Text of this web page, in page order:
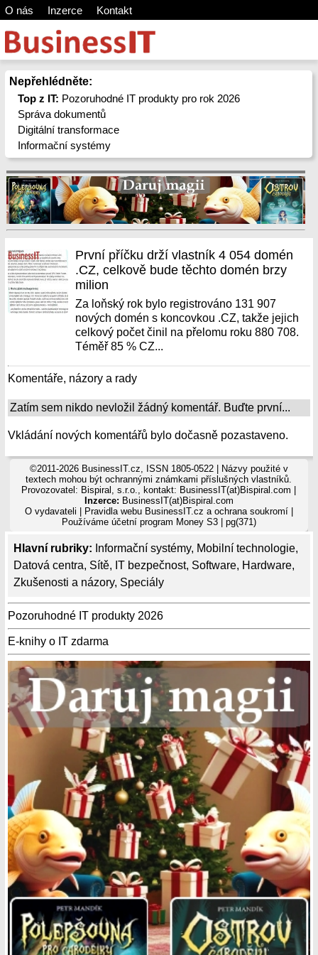
O nás Inzerce Kontakt
Nepřehlédněte:
Top z IT: Pozoruhodné IT produkty pro rok 2026
Správa dokumentů
Digitální transformace
Informační systémy
Hlavní rubriky: Informační systémy, Mobilní technologie,
Datová centra, Sítě, IT bezpečnost, Software, Hardware,
Zkušenosti a názory, Speciály
Pozoruhodné IT produkty 2026
E-knihy o IT zdarma
První příčku drží vlastník 4 054 domén
.CZ, celkově bude těchto domén brzy
milion
Za loňský rok bylo registrováno 131 907
nových domén s koncovkou .CZ, takže jejich
celkový počet činil na přelomu roku 880 708.
Téměř 85 % CZ...
Komentáře, názory a rady
Zatím sem nikdo nevložil žádný komentář. Buďte první...
Vkládání nových komentářů bylo dočasně pozastaveno.
©2011-2026 BusinessIT.cz, ISSN 1805-0522 | Názvy použité v
textech mohou být ochrannými známkami příslušných vlastníků.
Provozovatel: Bispiral, s.r.o., kontakt: BusinessIT(at)Bispiral.com |
Inzerce: BusinessIT(at)Bispiral.com
O vydavateli
Pravidla webu BusinessIT.cz a ochrana soukromí|
Používáme účetní program Money S3| pg(371)